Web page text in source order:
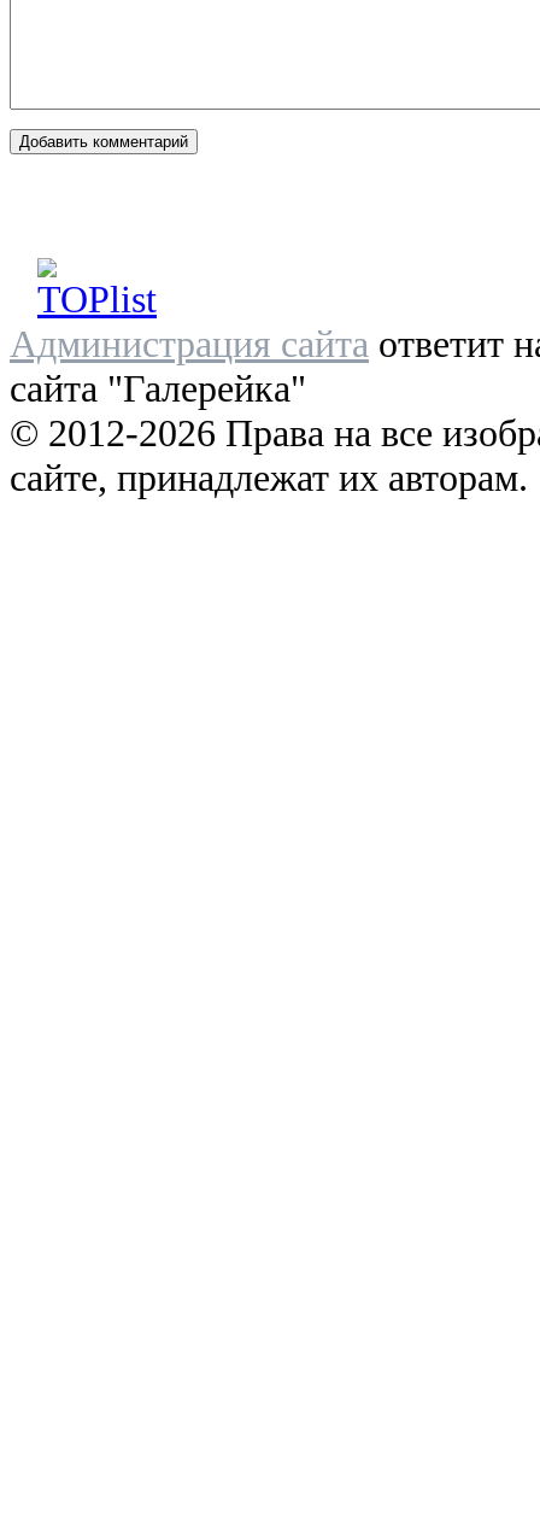
Администрация сайта ответит
сайта "Галерейка"
© 2012-2026 Права на все
сайте, принадлежат их авторам.